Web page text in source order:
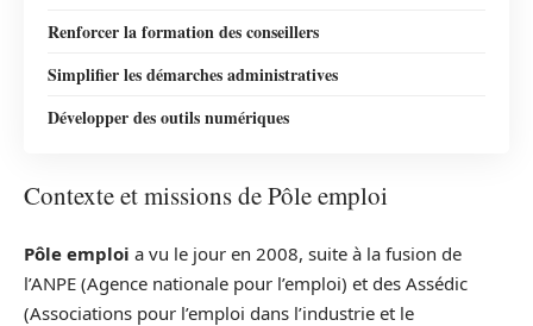
Renforcer la formation des conseillers
Simplifier les démarches administratives
Développer des outils numériques
Contexte et missions de Pôle emploi
Pôle emploi a vu le jour en 2008, suite à la fusion de
l’ANPE (Agence nationale pour l’emploi) et des Assédic
(Associations pour l’emploi dans l’industrie et le